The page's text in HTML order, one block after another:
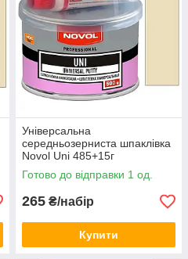
Універсальна
середньозерниста шпаклівка
Novol Uni 485+15г
Готово до відправки 1 од.
265 ₴/набір
Купити